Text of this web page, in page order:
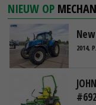
NIEUW OP
2014,